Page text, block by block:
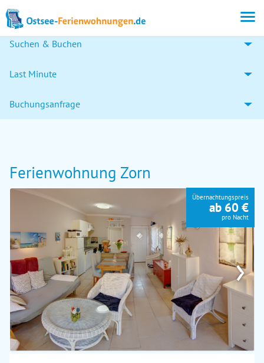
Suchen & Buchen
Last Minute
Buchungsanfrage
Ferienwohnung Zorn
›
Übernachtungspreis
ab 60 €
pro Nacht